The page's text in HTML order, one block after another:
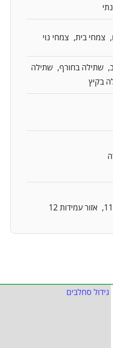
צמחי בית צמחי נוי
שתילה בחורף שתילה
בקיץ
אזור עמידות 12
גידול סחלבים